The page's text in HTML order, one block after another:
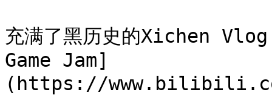
充满了黑历史的Xichen
Game Jam]
(https://